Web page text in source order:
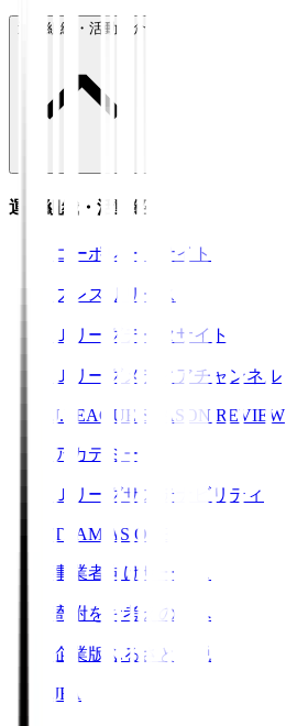
運営組織・活動紹介
運営組織・活動紹介
コーポレートサイト
プレスリリース
Ｊリーグデータサイト
Ｊリーグメディアチャンネル
J.LEAGUE SEASON REVIEW
アカデミー
Ｊリーグサステナビリティ
TEAM AS ONE
事業者向けサービス
寄附をお考えの方へ
企業版ふるさと納税
JFA